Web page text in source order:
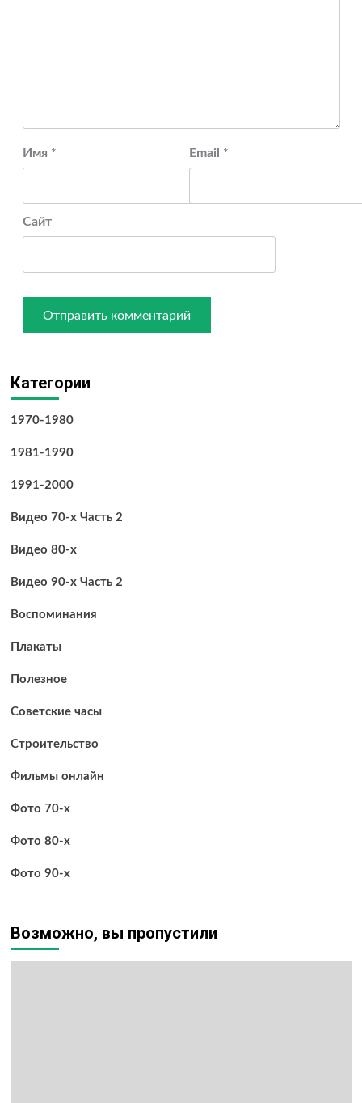
Имя * Email *
Сайт
Категории
1970-1980
1981-1990
1991-2000
Видео 70-х Часть 2
Видео 80-х
Видео 90-х Часть 2
Воспоминания
Плакаты
Полезное
Советские часы
Строительство
Фильмы онлайн
Фото 70-х
Фото 80-х
Фото 90-х
Возможно, вы пропустили